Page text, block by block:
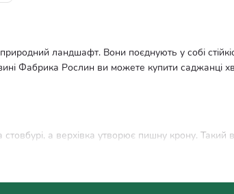
ландшафт. Вони поєднують у собі
Фабрика Рослин ви можете купити саджанці
а верхівка утворює пишну крону.